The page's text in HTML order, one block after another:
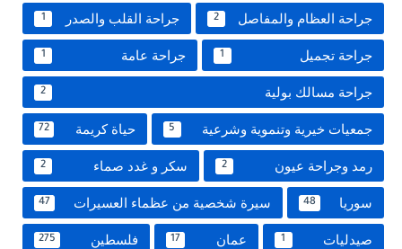
جراحة العظام والمفاصل 2 جراحة القلب والصدر 1
جراحة تجميل 1 جراحة عامة 1
جراحة مسالك بولية 2
جمعيات خيرية وتنموية وشرعية 5 حياة كريمة 72
رمد وجراحة عيون 2 سكر و غدد صماء 2
سوريا 48 سيرة شخصية من عظماء العسيرات 47
صيدليات 1 عمان 17 فلسطين 275